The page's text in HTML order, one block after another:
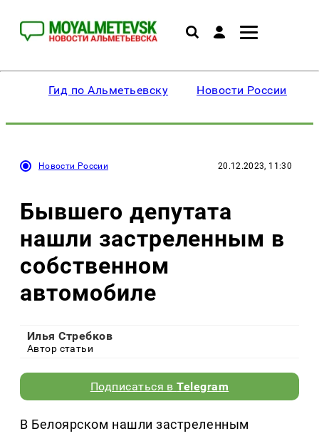
Гид по Альметьевску Новости России
Новости России 20.12.2023, 11:30
Бывшего депутата
нашли застреленным в
собственном
автомобиле
Илья Стребков
Автор статьи
Подписаться вTelegram
В Белоярском нашли застреленным